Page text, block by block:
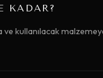
KADAR?
ve kullanılacak